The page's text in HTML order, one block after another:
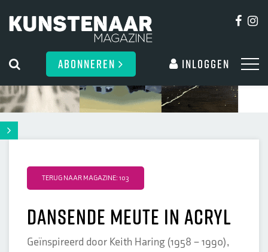
ABONNEREN Inloggen
TERUG NAAR MAGAZINE: 103
Dansende meute in acryl
Geïnspireerd door Keith Haring (1958 – 1990),